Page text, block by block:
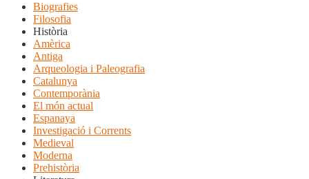
Biografies
Filosofia
Història
Amèrica
Antiga
Arqueologia i Paleografia
Catalunya
Contemporània
El món actual
Espanaya
Investigació i Corrents
Medieval
Moderna
Prehistòria